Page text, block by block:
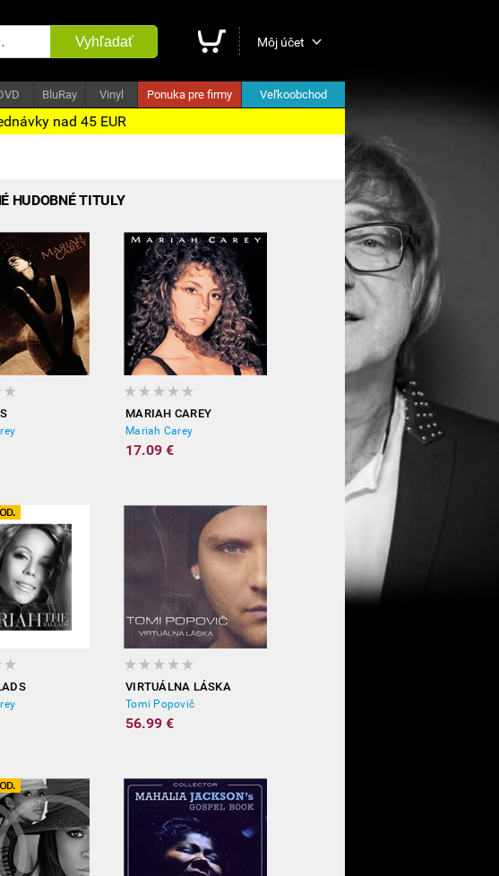
Vyhľadať Môj účet
BluRay Vinyl Ponuka pre firmy Veľkoobchod
nad 45 EUR
HUDOBNÉ TITULY
MARIAH CAREY
Mariah Carey
17.09 €
VIRTUÁLNA LÁSKA
Tomi Popovič
56.99 €